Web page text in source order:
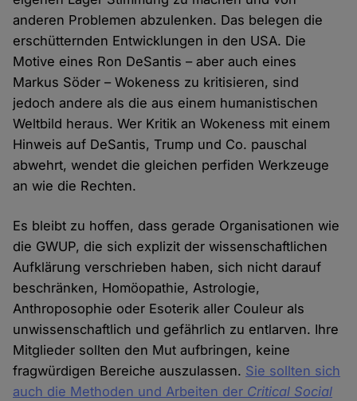
anderen Problemen abzulenken. Das belegen die
erschütternden Entwicklungen in den USA. Die
Motive eines Ron DeSantis – aber auch eines
Markus Söder – Wokeness zu kritisieren, sind
jedoch andere als die aus einem humanistischen
Weltbild heraus. Wer Kritik an Wokeness mit einem
Hinweis auf DeSantis, Trump und Co. pauschal
abwehrt, wendet die gleichen perfiden Werkzeuge
an wie die Rechten.
Es bleibt zu hoffen, dass gerade Organisationen wie
die GWUP, die sich explizit der wissenschaftlichen
Aufklärung verschrieben haben, sich nicht darauf
beschränken, Homöopathie, Astrologie,
Anthroposophie oder Esoterik aller Couleur als
unwissenschaftlich und gefährlich zu entlarven. Ihre
Mitglieder sollten den Mut aufbringen, keine
fragwürdigen Bereiche auszulassen. Sie sollten sich
auch die Methoden und Arbeiten der Critical Social